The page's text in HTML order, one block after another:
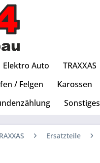
Elektro Auto TRAXXAS
/ Felgen Karossen
Sonstiges
Ersatzteile